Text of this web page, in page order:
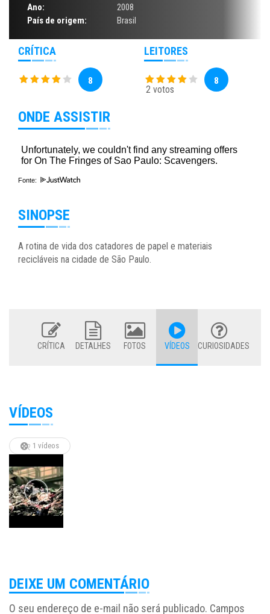
Ano:
2008
País de origem:
Brasil
CRÍTICA
8
LEITORES
2 votos
8
ONDE ASSISTIR
Fonte:
SINOPSE
A rotina de vida dos catadores de papel e materiais
recicláveis na cidade de São Paulo.
CRÍTICA DETALHES FOTOS VÍDEOS CURIOSIDADES
VÍDEOS
1 vídeos
DEIXE UM COMENTÁRIO
O seu endereço de e-mail não será publicado. Campos